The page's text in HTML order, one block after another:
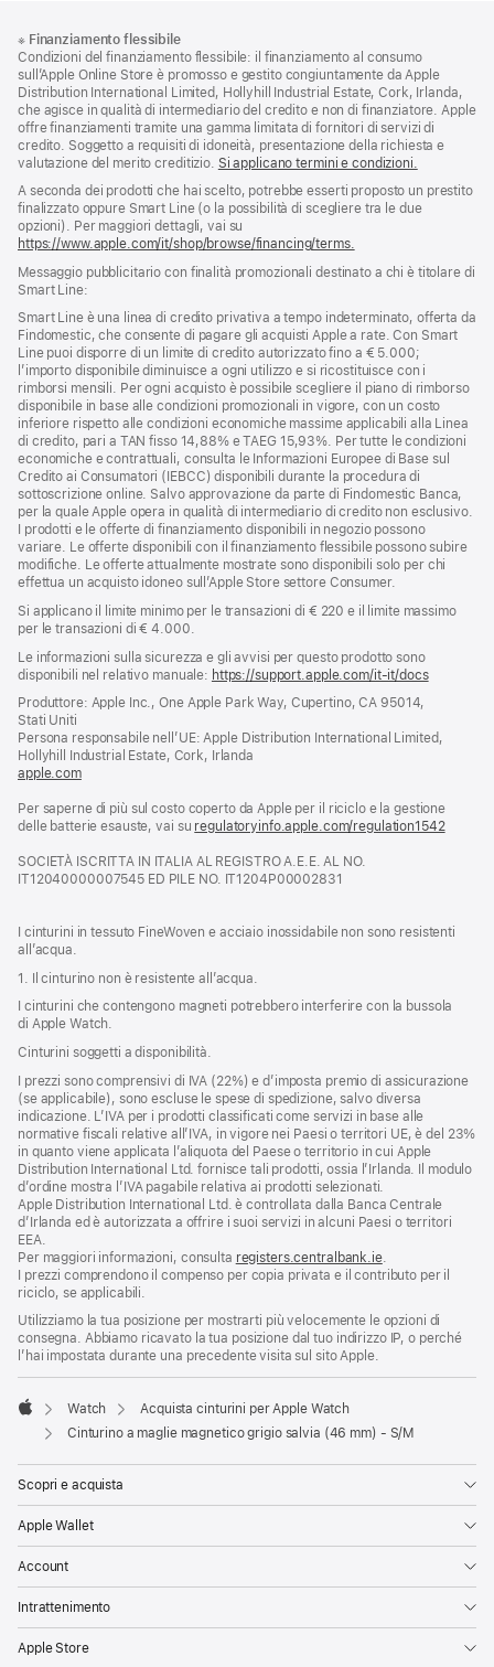
di
pagina
a
piè
di
pagina
※ Finanziamento flessibile
Condizioni del finanziamento flessibile: il finanziamento al consumo
sull’Apple Online Store è promosso e gestito congiuntamente da Apple
Distribution International Limited, Hollyhill Industrial Estate, Cork, Irlanda,
che agisce in qualità di intermediario del credito e non di finanziatore. Apple
offre finanziamenti tramite una gamma limitata di fornitori di servizi di
credito. Soggetto a requisiti di idoneità, presentazione della richiesta e
valutazione del merito creditizio. Si applicano termini e condizioni.
A seconda dei prodotti che hai scelto, potrebbe esserti proposto un prestito
finalizzato oppure Smart Line (o la possibilità di scegliere tra le due
opzioni). Per maggiori dettagli, vai su
https://www.apple.com/it/shop/browse/financing/terms.
Messaggio pubblicitario con finalità promozionali destinato a chi è titolare di
Smart Line:
Smart Line è una linea di credito privativa a tempo indeterminato, offerta da
Findomestic, che consente di pagare gli acquisti Apple a rate. Con Smart
Line puoi disporre di un limite di credito autorizzato fino a € 5.000;
l’importo disponibile diminuisce a ogni utilizzo e si ricostituisce con i
rimborsi mensili. Per ogni acquisto è possibile scegliere il piano di rimborso
disponibile in base alle condizioni promozionali in vigore, con un costo
inferiore rispetto alle condizioni economiche massime applicabili alla Linea
di credito, pari a TAN fisso 14,88% e TAEG 15,93%. Per tutte le condizioni
economiche e contrattuali, consulta le Informazioni Europee di Base sul
Credito ai Consumatori (IEBCC) disponibili durante la procedura di
sottoscrizione online. Salvo approvazione da parte di Findomestic Banca,
per la quale Apple opera in qualità di intermediario di credito non esclusivo.
I prodotti e le offerte di finanziamento disponibili in negozio possono
variare. Le offerte disponibili con il finanziamento flessibile possono subire
modifiche. Le offerte attualmente mostrate sono disponibili solo per chi
effettua un acquisto idoneo sull’Apple Store settore Consumer.
Si applicano il limite minimo per le transazioni di € 220 e il limite massimo
per le transazioni di € 4.000.
Le informazioni sulla sicurezza e gli avvisi per questo prodotto sono
disponibili nel relativo manuale: https://support.apple.com/it-it/docs(si
finestra)
Produttore: Apple Inc., One Apple Park Way, Cupertino, CA 95014,
Stati Uniti
Persona responsabile nell’UE: Apple Distribution International Limited,
Hollyhill Industrial Estate, Cork, Irlanda
apple.com(si
una
nuova
Per saperne di più sul costo coperto da Apple per il riciclo e la gestione
delle batterie esauste, vai su regulatoryinfo.apple.com/regulation1542(si
SOCIETÀ ISCRITTA IN ITALIA AL REGISTRO A.E.E. AL NO.
IT12040000007545 ED PILE NO. IT1204P00002831
I cinturini in tessuto FineWoven e acciaio inossidabile non sono resistenti
all’acqua.
1. Il cinturino non è resistente all’acqua.
I cinturini che contengono magneti potrebbero interferire con la bussola
di Apple Watch.
Cinturini soggetti a disponibilità.
I prezzi sono comprensivi di IVA (22%) e d’imposta premio di assicurazione
(se applicabile), sono escluse le spese di spedizione, salvo diversa
indicazione. L’IVA per i prodotti classificati come servizi in base alle
normative fiscali relative all’IVA, in vigore nei Paesi o territori UE, è del 23%
in quanto viene applicata l’aliquota del Paese o territorio in cui Apple
Distribution International Ltd. fornisce tali prodotti, ossia l’Irlanda. Il modulo
d’ordine mostra l’IVA pagabile relativa ai prodotti selezionati.
Apple Distribution International Ltd. è controllata dalla Banca Centrale
d’Irlanda ed è autorizzata a offrire i suoi servizi in alcuni Paesi o territori
EEA.
Per maggiori informazioni, consulta registers.centralbank.ie.
I prezzi comprendono il compenso per copia privata e il contributo per il
riciclo, se applicabili.
Utilizziamo la tua posizione per mostrarti più velocemente le opzioni di
consegna. Abbiamo ricavato la tua posizione dal tuo indirizzo IP, o perché
l’hai impostata durante una precedente visita sul sito Apple.
Apple
Watch
Acquista cinturini per Apple Watch
Cinturino a maglie magnetico grigio salvia (46 mm) - S/M
Scopri e acquista
Apple Wallet
Account
Intrattenimento
Apple Store